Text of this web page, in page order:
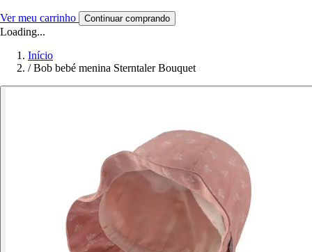
Ver meu carrinho Continuar comprando
Loading...
Início
/ Bob bebé menina Sterntaler Bouquet